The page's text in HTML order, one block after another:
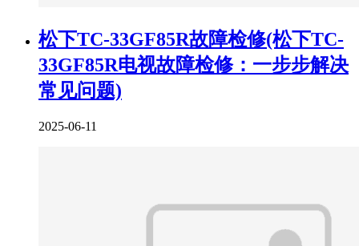
松下TC-33GF85R故障检修(松下TC-
33GF85R电视故障检修：一步步解决
常见问题)
2025-06-11